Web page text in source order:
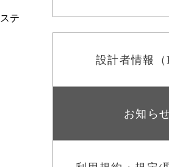
テ
設計者情報（
お知ら